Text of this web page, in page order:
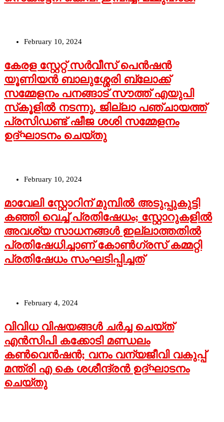
February 10, 2024
കേരള സ്റ്റേറ്റ് സര്‍വീസ് പെന്‍ഷന്‍
യൂണിയന്‍ ബാലുശ്ശേരി ബ്ലോക്ക്
സമ്മേളനം പനങ്ങാട് സൗത്ത് എയുപി
സ്‌കൂളില്‍ നടന്നു, ജില്ലാ പഞ്ചായത്ത്
പ്രസിഡണ്ട് ഷീജ ശശി സമ്മേളനം
ഉദ്ഘാടനം ചെയ്തു
February 10, 2024
മാവേലി സ്റ്റോറിന് മുമ്പില്‍ അടുപ്പുകുട്ടി
കഞ്ഞി വെച്ച് പ്രതിഷേധം; സ്റ്റോറുകളില്‍
അവശ്യ സാധനങ്ങള്‍ ഇല്ലാത്തതില്‍
പ്രതിഷേധിച്ചാണ് കോണ്‍ഗ്രസ് കമ്മറ്റി
പ്രതിഷേധം സംഘടിപ്പിച്ചത്
February 4, 2024
വിവിധ വിഷയങ്ങള്‍ ചര്‍ച്ച ചെയ്ത്
എന്‍സിപി കക്കോടി മണ്ഡലം
കണ്‍വെന്‍ഷന്‍; വനം വന്യജീവി വകുപ്പ്
മന്ത്രി എ കെ ശശീന്ദ്രന്‍ ഉദ്ഘാടനം
ചെയ്തു